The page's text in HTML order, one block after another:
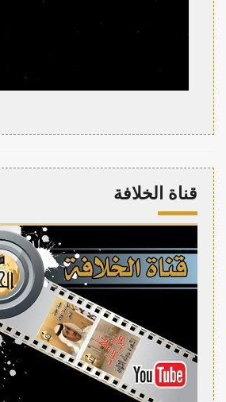
قناة الخلافة